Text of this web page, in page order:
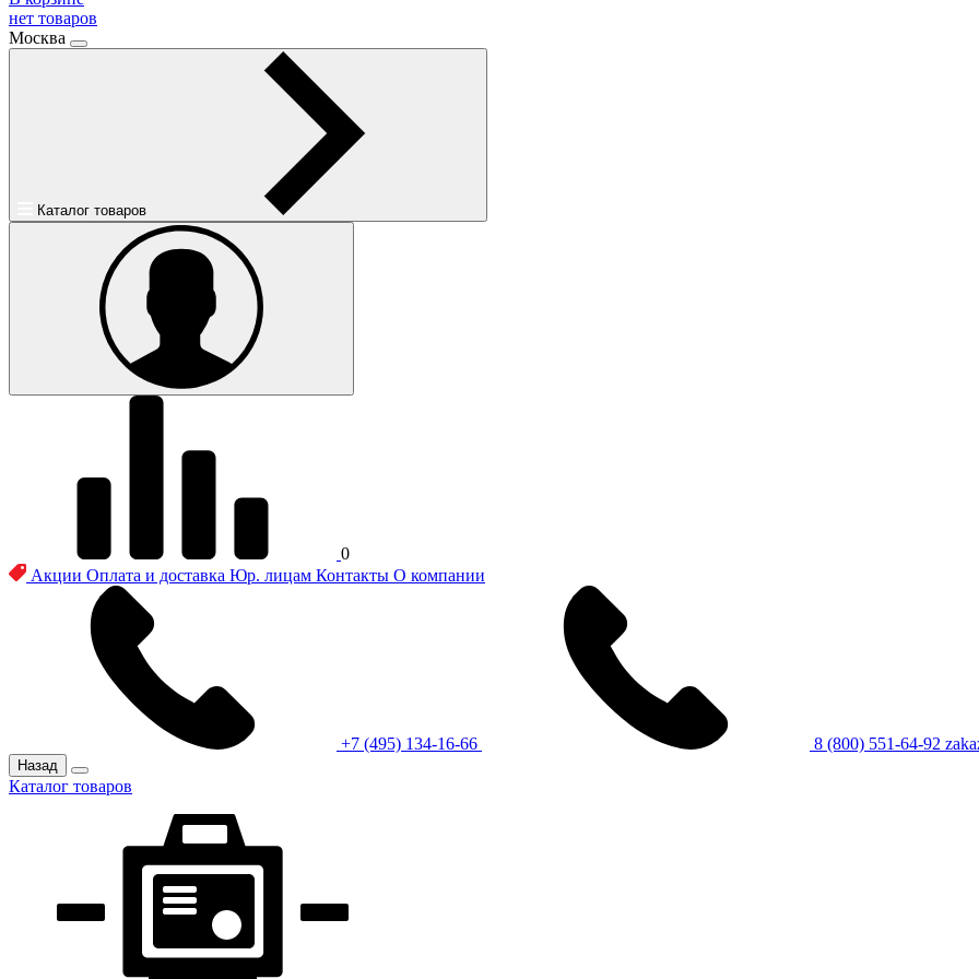
нет товаров
Москва
Каталог товаров
0
Акции Оплата и доставка Юр. лицам Контакты О компании
+7 (495) 134-16-66 8 (800) 551-64-92
Назад
Каталог товаров